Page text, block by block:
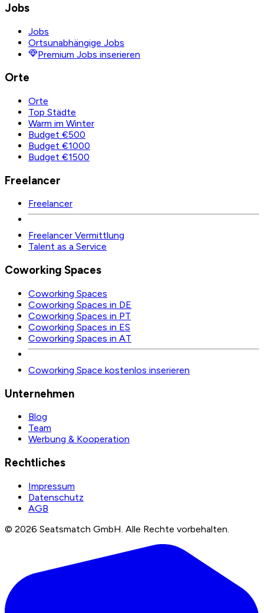
Jobs
Jobs
Ortsunabhängige Jobs
Premium Jobs inserieren
Orte
Orte
Top Städte
Warm im Winter
Budget €500
Budget €1000
Budget €1500
Freelancer
Freelancer
Freelancer Vermittlung
Talent as a Service
Coworking Spaces
Coworking Spaces
Coworking Spaces in DE
Coworking Spaces in PT
Coworking Spaces in ES
Coworking Spaces in AT
Coworking Space kostenlos inserieren
Unternehmen
Blog
Team
Werbung & Kooperation
Rechtliches
Impressum
Datenschutz
AGB
© 2026 Seatsmatch GmbH. Alle Rechte vorbehalten.